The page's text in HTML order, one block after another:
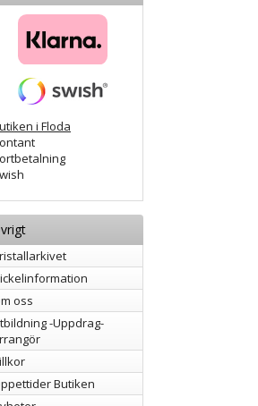
i Floda
oss
-Uppdrag-
Butiken